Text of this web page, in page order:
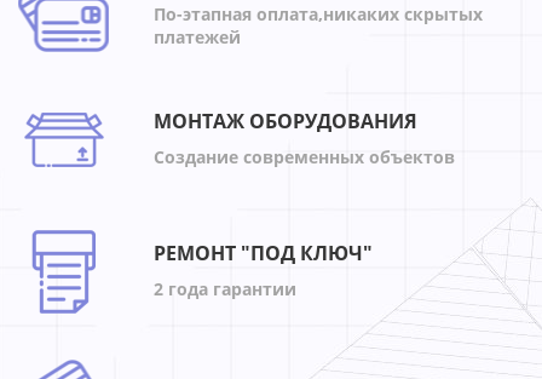
По-этапная оплата,никаких скрытых
платежей
МОНТАЖ ОБОРУДОВАНИЯ
Создание современных объектов
РЕМОНТ "ПОД КЛЮЧ"
2 года гарантии